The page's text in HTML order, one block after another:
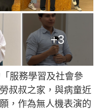
+3
服務學習及社會參
叔叔之家，與病童近
，作為無人機表演的